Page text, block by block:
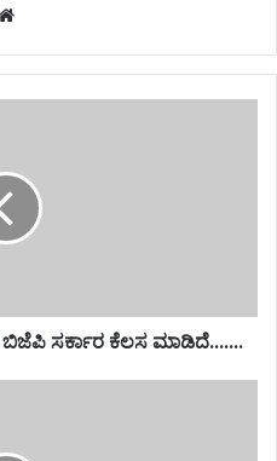
Website
ಬಿಜೆಪಿ ಸರ್ಕಾರ ಕೆಲಸ ಮಾಡಿದೆ.......